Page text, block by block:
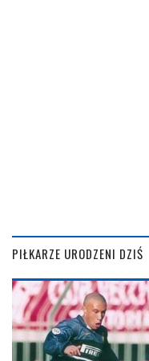
PIŁKARZE URODZENI DZIŚ